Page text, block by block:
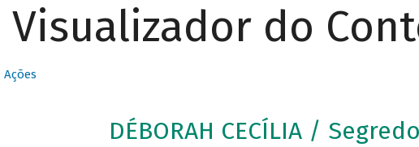
Visualizador do
Ações
DÉBORAH CECÍLIA /